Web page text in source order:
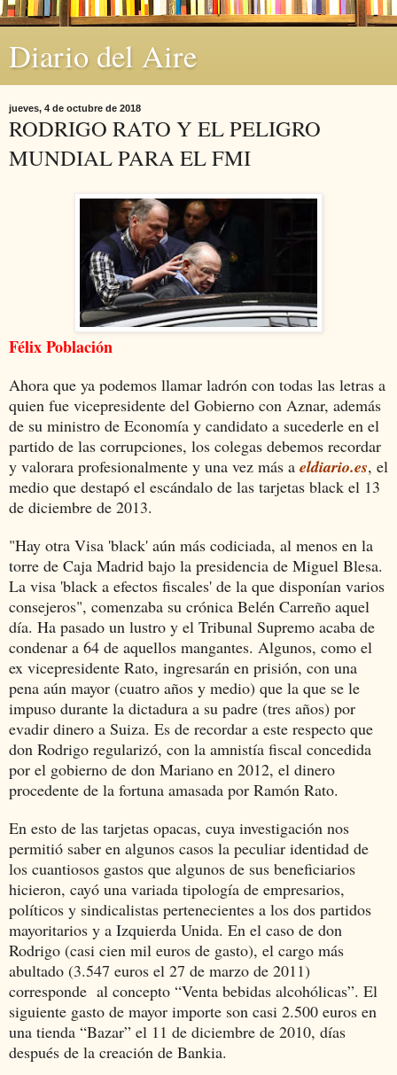
Diario del Aire
jueves, 4 de octubre de 2018
RODRIGO RATO Y EL PELIGRO
MUNDIAL PARA EL FMI
Félix Población
Ahora que ya podemos llamar ladrón con todas las letras a
quien fue vicepresidente del Gobierno con Aznar, además
de su ministro de Economía y candidato a sucederle en el
partido de las corrupciones, los colegas debemos recordar
y valorara profesionalmente y una vez más a eldiario.es, el
medio que destapó el escándalo de las tarjetas black el 13
de diciembre de 2013.
"Hay otra Visa 'black' aún más codiciada, al menos en la
torre de Caja Madrid bajo la presidencia de Miguel Blesa.
La visa 'black a efectos fiscales' de la que disponían varios
consejeros", comenzaba su crónica Belén Carreño aquel
día. Ha pasado un lustro y el Tribunal Supremo acaba de
condenar a 64 de aquellos mangantes. Algunos, como el
ex vicepresidente Rato, ingresarán en prisión, con una
pena aún mayor (cuatro años y medio) que la que se le
impuso durante la dictadura a su padre (tres años) por
evadir dinero a Suiza. Es de recordar a este respecto que
don Rodrigo regularizó, con la amnistía fiscal concedida
por el gobierno de don Mariano en 2012, el dinero
procedente de la fortuna amasada por Ramón Rato.
En esto de las tarjetas opacas, cuya investigación nos
permitió saber en algunos casos la peculiar identidad de
los cuantiosos gastos que algunos de sus beneficiarios
hicieron, cayó una variada tipología de empresarios,
políticos y sindicalistas pertenecientes a los dos partidos
mayoritarios y a Izquierda Unida. En el caso de don
Rodrigo (casi cien mil euros de gasto), el cargo más
abultado (3.547 euros el 27 de marzo de 2011)
corresponde al concepto “Venta bebidas alcohólicas”. El
siguiente gasto de mayor importe son casi 2.500 euros en
una tienda “Bazar” el 11 de diciembre de 2010, días
después de la creación de Bankia.